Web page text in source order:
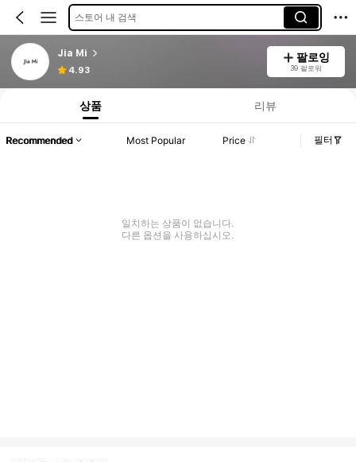
스토어 내 검색
Jia Mi
4.93
팔로잉
39 팔로워
상품 리뷰
Recommended Most Popular Price 필터
일치하는 상품이 없습니다.
다른 옵션을 사용하십시오.